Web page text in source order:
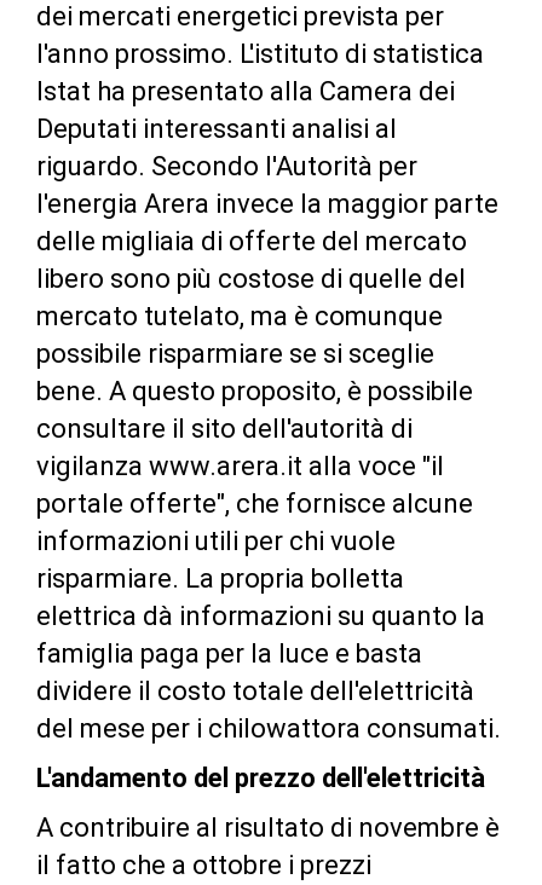
dei mercati energetici prevista per
l'anno prossimo. L'istituto di statistica
Istat ha presentato alla Camera dei
Deputati interessanti analisi al
riguardo. Secondo l'Autorità per
l'energia Arera invece la maggior parte
delle migliaia di offerte del mercato
libero sono più costose di quelle del
mercato tutelato, ma è comunque
possibile risparmiare se si sceglie
bene. A questo proposito, è possibile
consultare il sito dell'autorità di
vigilanza www.arera.it alla voce "il
portale offerte", che fornisce alcune
informazioni utili per chi vuole
risparmiare. La propria bolletta
elettrica dà informazioni su quanto la
famiglia paga per la luce e basta
dividere il costo totale dell'elettricità
del mese per i chilowattora consumati.
L'andamento del prezzo dell'elettricità
A contribuire al risultato di novembre è
il fatto che a ottobre i prezzi